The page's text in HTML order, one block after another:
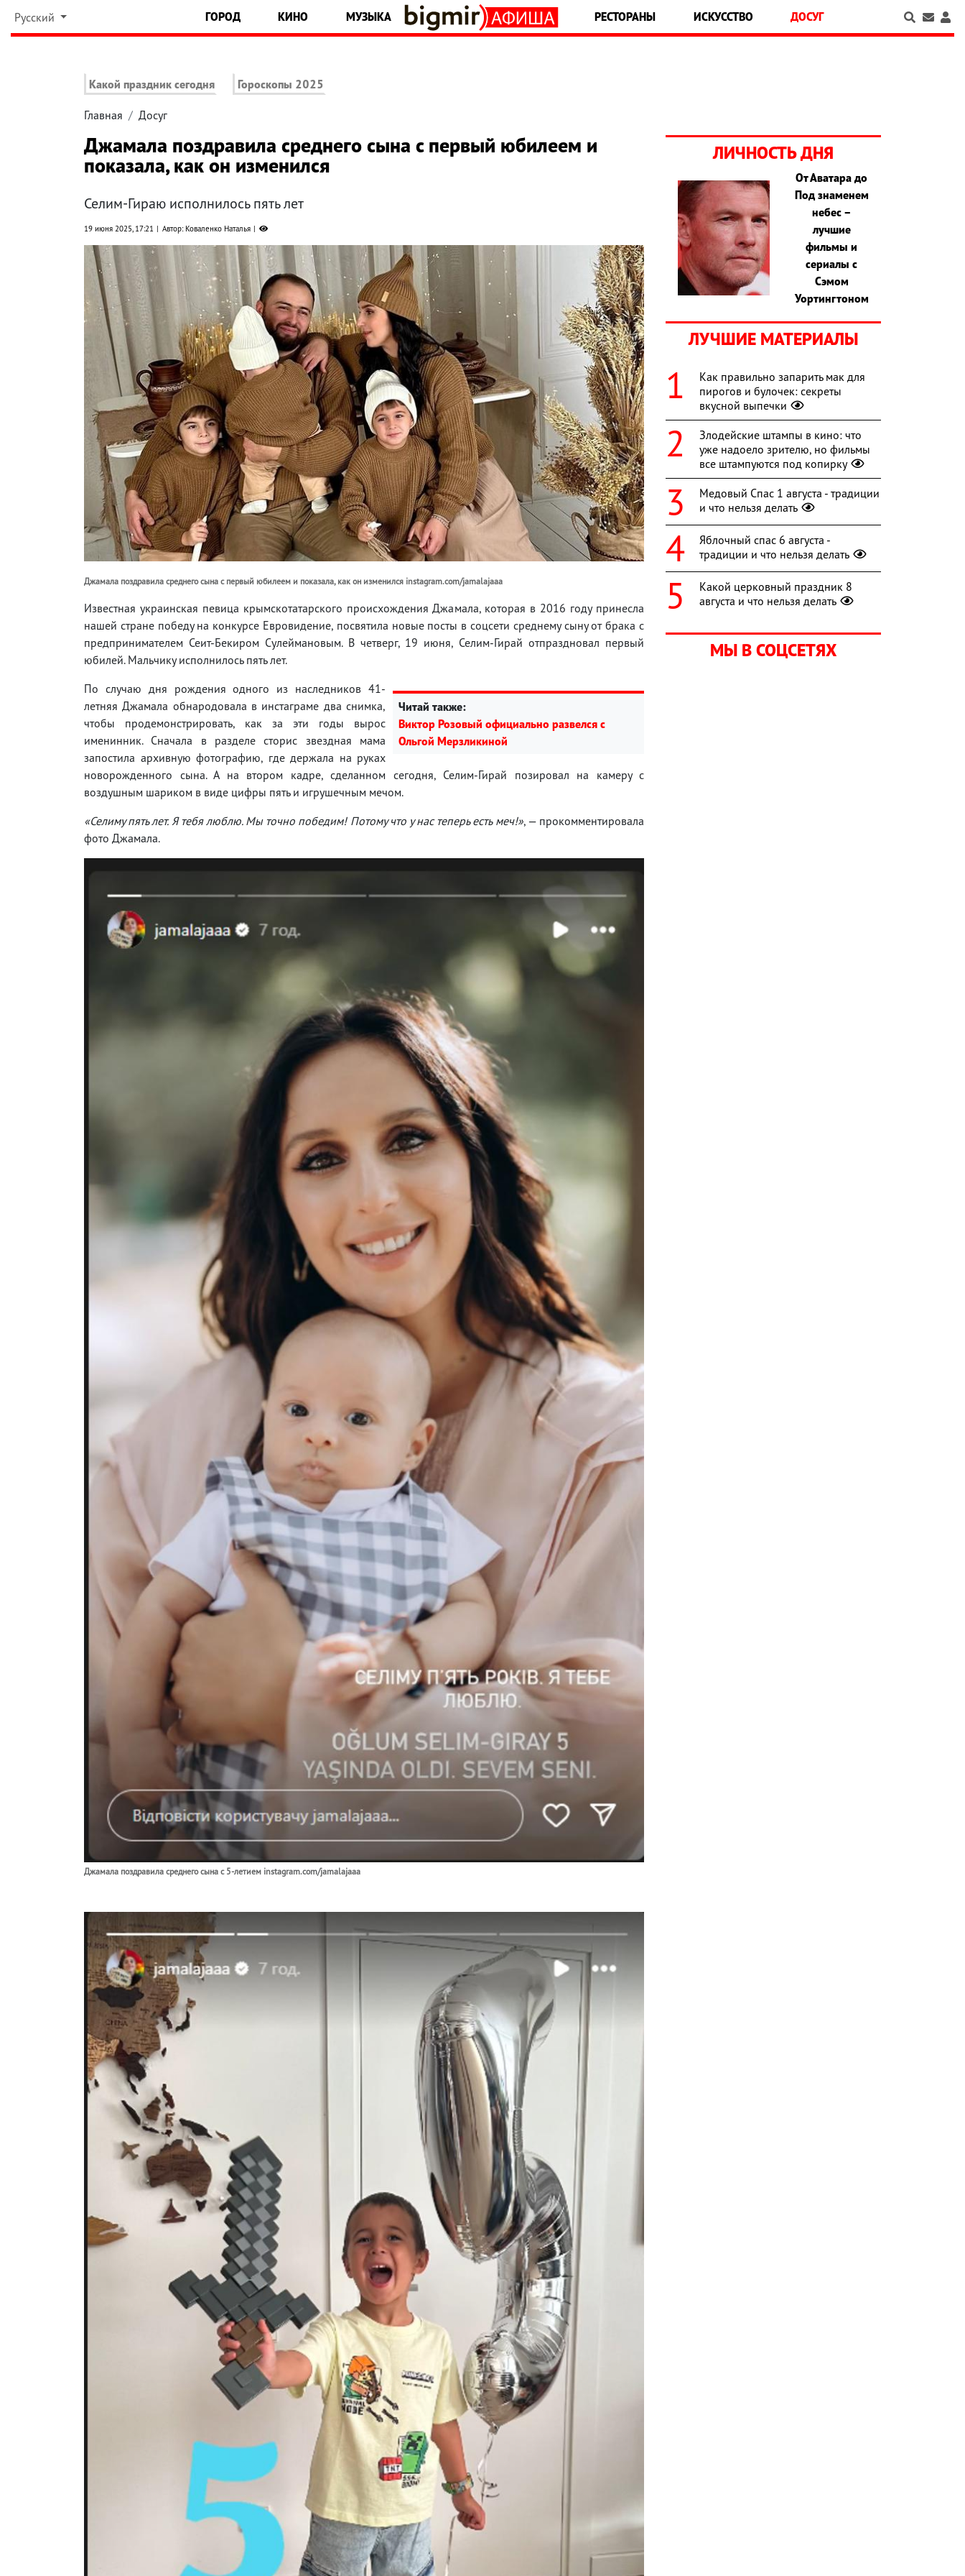
Русский ГОРОД КИНО МУЗЫКА РЕСТОРАНЫ ИСКУССТВО ДОСУГ
Какой праздник сегодня Гороскопы 2025
Главная Досуг
Джамала поздравила среднего сына с первый юбилеем и
показала, как он изменился
Селим-Гираю исполнилось пять лет
19 июня 2025, 17:21 Автор: Коваленко Наталья
Джамала поздравила среднего сына с первый юбилеем и показала, как он изменился instagram.com/jamalajaaa
Известная украинская певица крымскотатарского происхождения Джамала, которая в 2016 году принесла
нашей стране победу на конкурсе Евровидение, посвятила новые посты в соцсети среднему сыну от брака с
предпринимателем Сеит-Бекиром Сулеймановым. В четверг, 19 июня, Селим-Гирай отпраздновал первый
юбилей. Мальчику исполнилось пять лет.
Читай также:
Виктор Розовый официально развелся с
Ольгой Мерзликиной
По случаю дня рождения одного из наследников 41-
летняя Джамала обнародовала в инстаграме два снимка,
чтобы продемонстрировать, как за эти годы вырос
именинник. Сначала в разделе сторис звездная мама
запостила архивную фотографию, где держала на руках
новорожденного сына. А на втором кадре, сделанном сегодня, Селим-Гирай позировал на камеру с
воздушным шариком в виде цифры пять и игрушечным мечом.
«Селиму пять лет. Я тебя люблю. Мы точно победим! Потому что у нас теперь есть меч!», — прокомментировала
фото Джамала.
Джамала поздравила среднего сына с 5-летием instagram.com/jamalajaaa
ЛИЧНОСТЬ ДНЯ
От Аватара до
Под знаменем
небес –
лучшие
фильмы и
сериалы с
Сэмом
Уортингтоном
ЛУЧШИЕ МАТЕРИАЛЫ
Как правильно запарить мак для
пирогов и булочек: секреты
вкусной выпечки
Злодейские штампы в кино: что
уже надоело зрителю, но фильмы
все штампуются под копирку
Медовый Спас 1 августа - традиции
и что нельзя делать
Яблочный спас 6 августа -
традиции и что нельзя делать
Какой церковный праздник 8
августа и что нельзя делать
МЫ В СОЦСЕТЯХ